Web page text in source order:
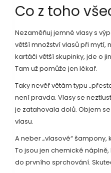
Co z toho
Nezaměňuj jemné vlasy s
větší množství vlasů při mytí,
kartáči větší skupinky, jde o
Tam už pomůže jen lékař.
Taky nevěř větám typu
není pravda. Vlasy se
je zatahovala dolů. Objem
vlasu.
A neber „vlasové“ šampony,
To jsou jen chemické
do prvního sprchování.